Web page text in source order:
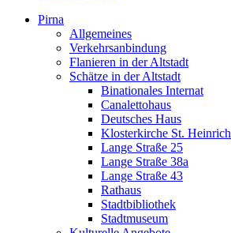
Pirna
Allgemeines
Verkehrsanbindung
Flanieren in der Altstadt
Schätze in der Altstadt
Binationales Internat
Canalettohaus
Deutsches Haus
Klosterkirche St. Heinrich
Lange Straße 25
Lange Straße 38a
Lange Straße 43
Rathaus
Stadtbibliothek
Stadtmuseum